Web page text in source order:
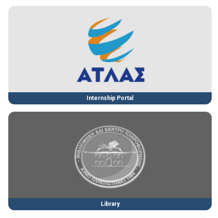
Internship Portal
Library